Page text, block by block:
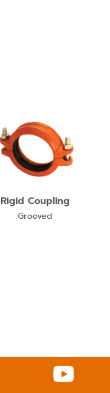
Rigid Coupling
Grooved